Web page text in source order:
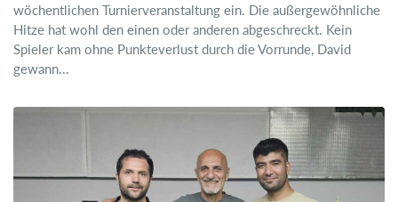
wöchentlichen Turnierveranstaltung ein. Die außergewöhnliche
Hitze hat wohl den einen oder anderen abgeschreckt. Kein
Spieler kam ohne Punkteverlust durch die Vorrunde, David
gewann...